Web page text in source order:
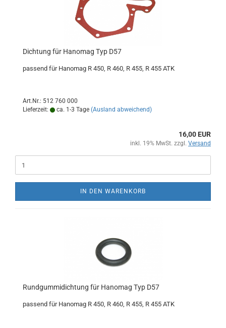
Dichtung für Hanomag Typ D57
passend für Hanomag R 450, R 460, R 455, R 455 ATK
Art.Nr.: 512 760 000
Lieferzeit:
ca. 1-3 Tage (Ausland abweichend)
16,00 EUR
inkl. 19% MwSt. zzgl. Versand
IN DEN WARENKORB
Rundgummidichtung für Hanomag Typ D57
passend für Hanomag R 450, R 460, R 455, R 455 ATK